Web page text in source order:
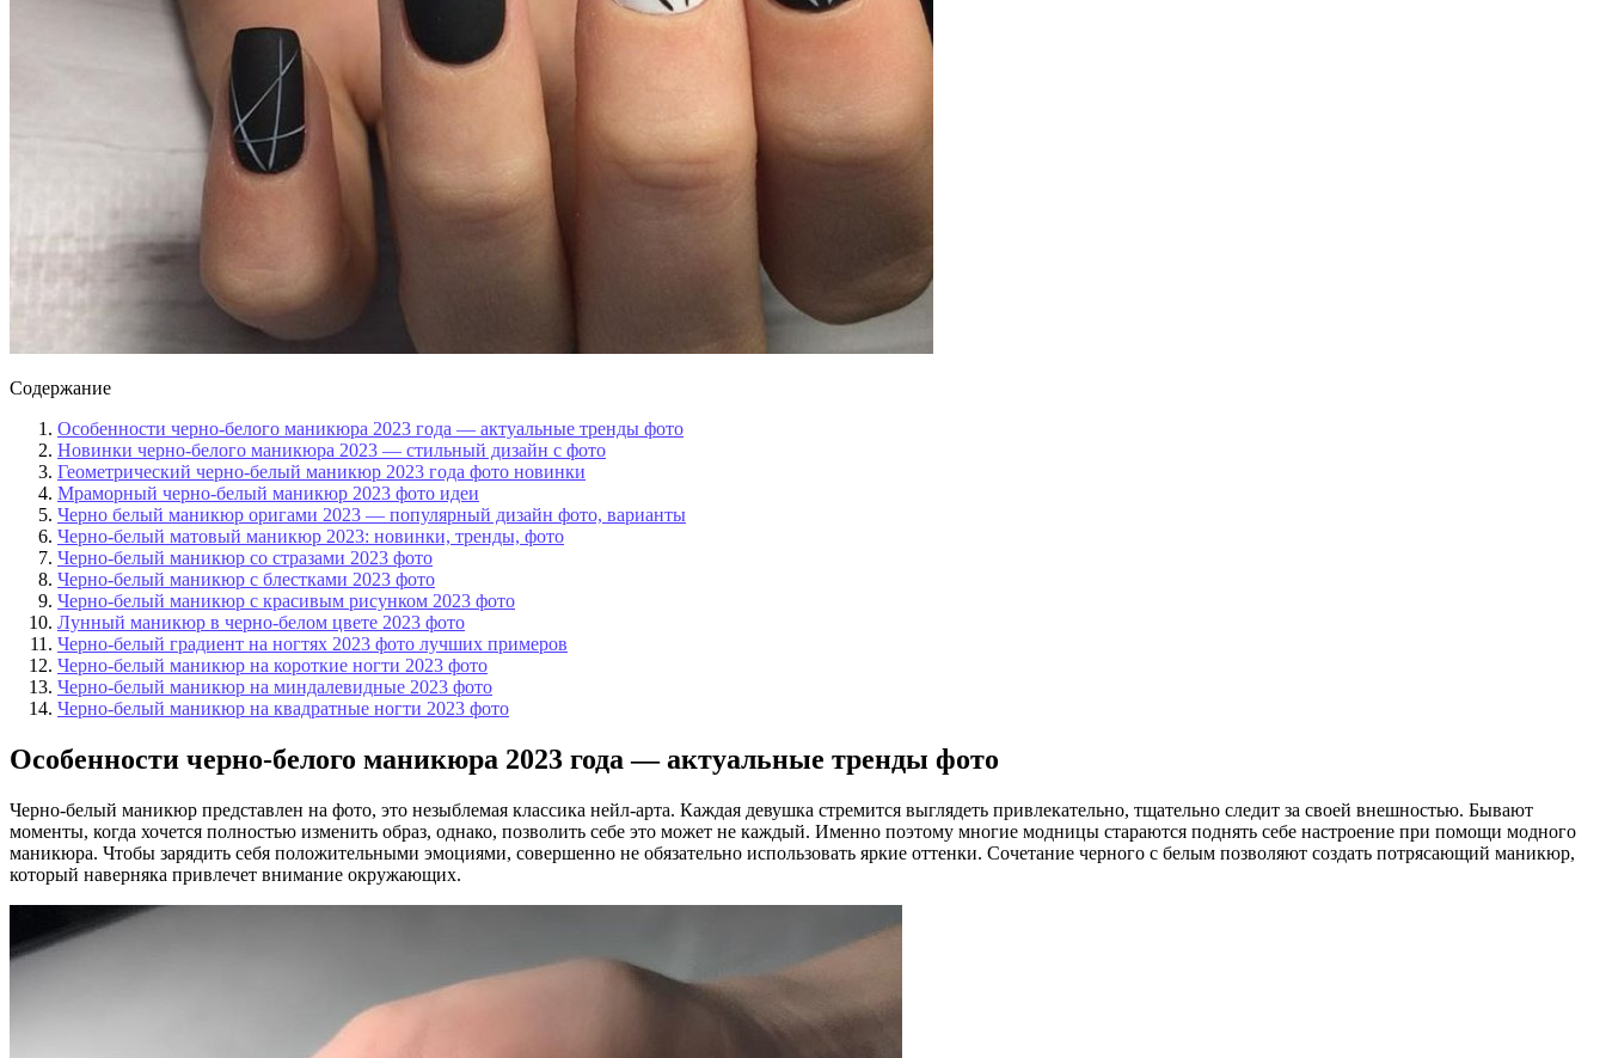
Содержание
Особенности черно-белого маникюра 2023 года — актуальные тренды фото
Новинки черно-белого маникюра 2023 — стильный дизайн с фото
Геометрический черно-белый маникюр 2023 года фото новинки
Мраморный черно-белый маникюр 2023 фото идеи
Черно белый маникюр оригами 2023 — популярный дизайн фото, варианты
Черно-белый матовый маникюр 2023: новинки, тренды, фото
Черно-белый маникюр со стразами 2023 фото
Черно-белый маникюр с блестками 2023 фото
Черно-белый маникюр с красивым рисунком 2023 фото
Лунный маникюр в черно-белом цвете 2023 фото
Черно-белый градиент на ногтях 2023 фото лучших примеров
Черно-белый маникюр на короткие ногти 2023 фото
Черно-белый маникюр на миндалевидные 2023 фото
Черно-белый маникюр на квадратные ногти 2023 фото
Особенности черно-белого маникюра 2023 года — актуальные тренды фото
Черно-белый маникюр представлен на фото, это незыблемая классика нейл-арта. Каждая девушка стремится выглядеть привлекательно, тщательно следит за своей внешностью. Бывают
моменты, когда хочется полностью изменить образ, однако, позволить себе это может не каждый. Именно поэтому многие модницы стараются поднять себе настроение при помощи модного
маникюра. Чтобы зарядить себя положительными эмоциями, совершенно не обязательно использовать яркие оттенки. Сочетание черного с белым позволяют создать потрясающий маникюр,
который наверняка привлечет внимание окружающих.